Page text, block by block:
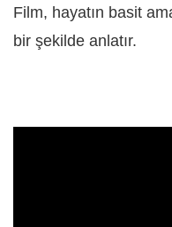
Film, hayatın basit
bir şekilde anlatır.